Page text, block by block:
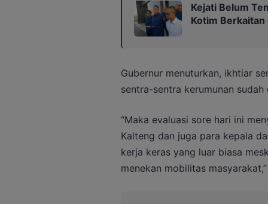
Kejati Belum
Kotim Berkaitan
Gubernur menuturkan, ikhtiar
sentra-sentra kerumunan
“Maka evaluasi sore hari ini
Kalteng dan juga para kepala
kerja keras yang luar biasa
menekan mobilitas